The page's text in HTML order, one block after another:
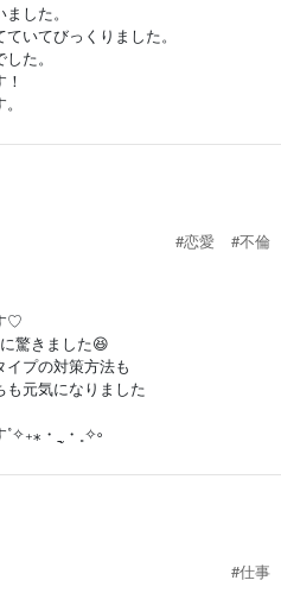
した。
いてびっくりました。
た。
#恋愛
#不倫
♡
驚きました😆
プの対策方法も
元気になりました
・ˍ̮ ・˳✧༚
#仕事